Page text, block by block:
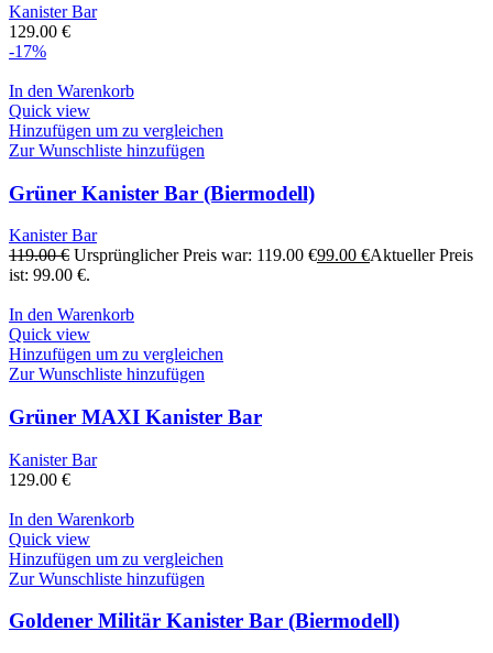
Kanister Bar
129.00 €
-17%
In den Warenkorb
Quick view
Hinzufügen um zu vergleichen
Zur Wunschliste hinzufügen
Grüner Kanister Bar (Biermodell)
Kanister Bar
119.00€ Ursprünglicher Preis war: 119.00 €99.00 €Aktueller Preis
ist: 99.00 €.
In den Warenkorb
Quick view
Hinzufügen um zu vergleichen
Zur Wunschliste hinzufügen
Grüner MAXI Kanister Bar
Kanister Bar
129.00 €
In den Warenkorb
Quick view
Hinzufügen um zu vergleichen
Zur Wunschliste hinzufügen
Goldener Militär Kanister Bar (Biermodell)